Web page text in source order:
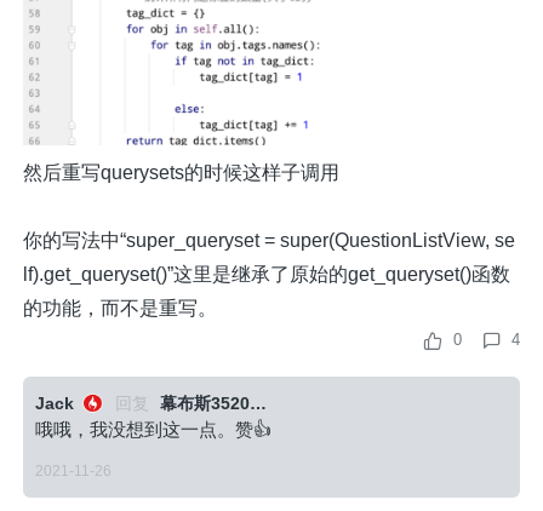
然后重写querysets的时候这样子调用
你的写法中“super_queryset = super(QuestionListView, se
lf).get_queryset()”这里是继承了原始的get_queryset()函数
的功能，而不是重写。
0 4
Jack 回复 幕布斯3520075
哦哦，我没想到这一点。赞👍
2021-11-26